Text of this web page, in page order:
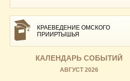
КРАЕВЕДЕНИЕ ОМСКОГО
ПРИИРТЫШЬЯ
КАЛЕНДАРЬ СОБЫТИЙ
АВГУСТ 2026